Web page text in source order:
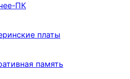
ПК
платы
память